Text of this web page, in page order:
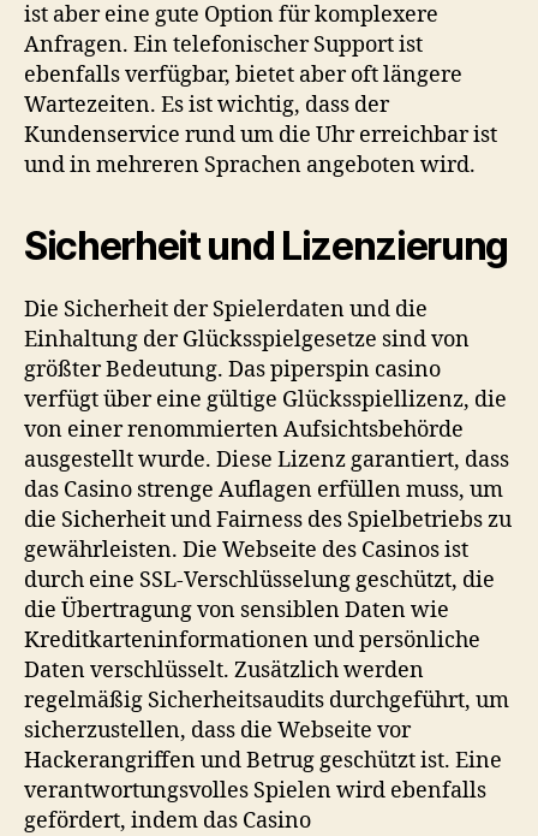
ist aber eine gute Option für komplexere
Anfragen. Ein telefonischer Support ist
ebenfalls verfügbar, bietet aber oft längere
Wartezeiten. Es ist wichtig, dass der
Kundenservice rund um die Uhr erreichbar ist
und in mehreren Sprachen angeboten wird.
Sicherheit und Lizenzierung
Die Sicherheit der Spielerdaten und die
Einhaltung der Glücksspielgesetze sind von
größter Bedeutung. Daspiperspin casino
verfügt über eine gültige Glücksspiellizenz, die
von einer renommierten Aufsichtsbehörde
ausgestellt wurde. Diese Lizenz garantiert, dass
das Casino strenge Auflagen erfüllen muss, um
die Sicherheit und Fairness des Spielbetriebs zu
gewährleisten. Die Webseite des Casinos ist
durch eine SSL-Verschlüsselung geschützt, die
die Übertragung von sensiblen Daten wie
Kreditkarteninformationen und persönliche
Daten verschlüsselt. Zusätzlich werden
regelmäßig Sicherheitsaudits durchgeführt, um
sicherzustellen, dass die Webseite vor
Hackerangriffen und Betrug geschützt ist. Eine
verantwortungsvolles Spielen wird ebenfalls
gefördert, indem das Casino